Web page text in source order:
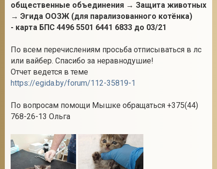
общественные объединения → Защита животных
→ Эгида ООЗЖ (для парализованного котёнка)
- карта БПС 4496 5501 6441 6833 до 03/21
По всем перечислениям просьба отписываться в лс
или вайбер. Спасибо за неравнодушие!
Отчет ведется в теме
https://egida.by/forum/112-35819-1
По вопросам помощи Мышке обращаться +375(44)
768-26-13 Ольга